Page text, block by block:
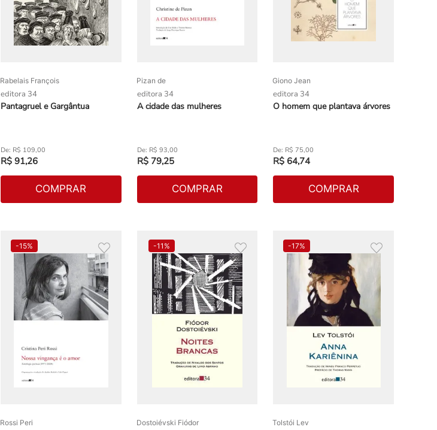
Rabelais François
editora 34
Pantagruel e Gargântua
R$ 109,00
R$ 91,26
COMPRAR
Pizan de
editora 34
A cidade das mulheres
R$ 93,00
R$ 79,25
COMPRAR
Giono Jean
editora 34
O homem que plantava árvores
R$ 75,00
R$ 64,74
COMPRAR
-15%
Rossi Peri
-11%
Dostoiévski Fiódor
-17%
Tolstói Lev